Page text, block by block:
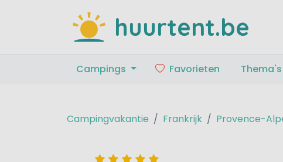
huurtent.be
Campings Favorieten Thema's
Campingvakantie Frankrijk Provence-